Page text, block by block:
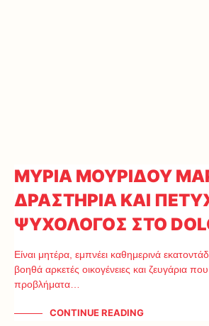
ΜΥΡΙΑ ΜΟΥΡΙΔΟΥ
ΔΡΑΣΤΗΡΙΑ ΚΑΙ
ΨΥΧΟΛΟΓΟΣ ΣΤΟ
Είναι μητέρα, εμπνέει καθημερινά
βοηθά αρκετές οικογένειες και ζευγάρια
προβλήματα…
CONTINUE READING